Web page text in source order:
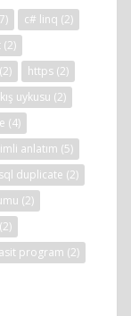
c# linq (2)
(2)
(2) https (2)
kış uykusu (2)
(4)
anlatım (5)
sql duplicate (2)
(2)
(2)
program (2)